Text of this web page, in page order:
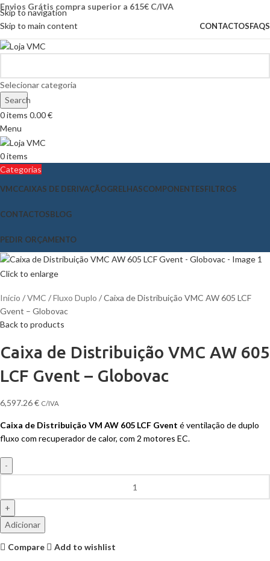
Skip to navigation
Skip to main content
Envios Grátis compra superior a 615€ C/IVA
CONTACTOSFAQS
Selecionar categoria
Search
0items 0.00€
Menu
0items
Categorias
VMCCAIXAS DE DERIVAÇÃOGRELHASCOMPONENTESFILTROS
CONTACTOSBLOG
PEDIR ORÇAMENTO
Click to enlarge
Início VMC Fluxo Duplo
Caixa de Distribuição VMC AW 605 LCF
Gvent – Globovac
Back to products
Caixa de Distribuição VMC AW 605
LCF Gvent – Globovac
6,597.26€ C/IVA
Caixa de Distribuição VM AW 605 LCF Gvent é ventilação de duplo
fluxo com recuperador de calor, com 2 motores EC.
Adicionar
Compare
Add to wishlist